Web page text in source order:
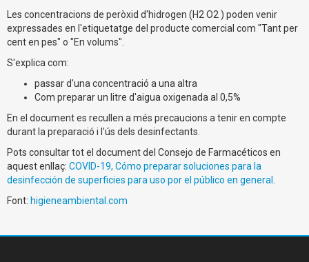
Les concentracions de peròxid d'hidrogen (H2 O2 ) poden venir
expressades en l'etiquetatge del producte comercial com "Tant per
cent en pes" o "En volums".
S'explica com:
passar d'una concentració a una altra
Com preparar un litre d'aigua oxigenada al 0,5%
En el document es recullen a més precaucions a tenir en compte
durant la preparació i l'ús dels desinfectants.
Pots consultar tot el document del Consejo de Farmacéticos en
aquest enllaç: COVID-19, Cómo preparar soluciones para la
desinfección de superficies para uso por el público en general
Font: higieneambiental.com